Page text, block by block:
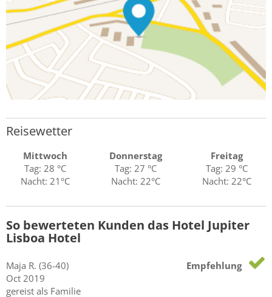
Reisewetter
Mittwoch
Tag: 28 °C
Nacht: 21°C
Donnerstag
Tag: 27 °C
Nacht: 22°C
Freitag
Tag: 29 °C
Nacht: 22°C
So bewerteten Kunden das Hotel Jupiter
Lisboa Hotel
Maja R. (36-40)
Oct 2019
gereist als Familie
Empfehlung